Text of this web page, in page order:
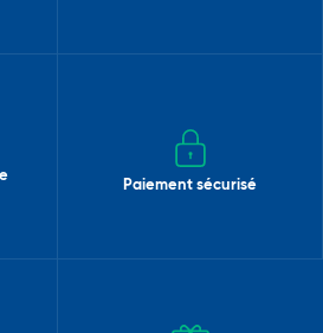
Paiement sécurisé